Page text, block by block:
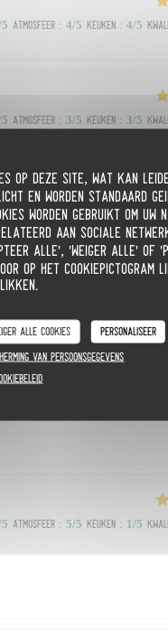
op deze site, wat kan
en worden standaard
worden gebruikt om
aan sociale
alle', 'Weiger alle' of
op het cookiepictogram
alle cookies Personaliseer
van persoonsgegevens
Atmosfeer : 4/5 Keuken : 4/5
Atmosfeer : 3/5 Keuken : 3/5
Atmosfeer: /5 Keuken 5/5
Atmosfeer : 5/5 Keuken : 1/5